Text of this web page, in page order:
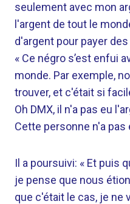
seulement avec mon
l'argent de tout le
d'argent pour payer
« Ce négro s’est enfui
monde. Par exemple,
trouver, et c'était si
Oh DMX, il n'a pas eu
Cette personne n'a pas
Il a poursuivi: « Et puis
je pense que nous
que c'était le cas, je ne